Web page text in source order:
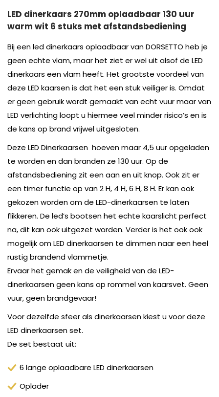
LED dinerkaars 270mm oplaadbaar 130 uur
warm wit 6 stuks met afstandsbediening
Bij een led dinerkaars oplaadbaar van DORSETTO heb je
geen echte vlam, maar het ziet er wel uit alsof de LED
dinerkaars een vlam heeft. Het grootste voordeel van
deze LED kaarsen is dat het een stuk veiliger is. Omdat
er geen gebruik wordt gemaakt van echt vuur maar van
LED verlichting loopt u hiermee veel minder risico’s en is
de kans op brand vrijwel uitgesloten.
Deze LED Dinerkaarsen hoeven maar 4,5 uur opgeladen
te worden en dan branden ze 130 uur. Op de
afstandsbediening zit een aan en uit knop. Ook zit er
een timer functie op van 2 H, 4 H, 6 H, 8 H. Er kan ook
gekozen worden om de LED-dinerkaarsen te laten
flikkeren. De led’s bootsen het echte kaarslicht perfect
na, dit kan ook uitgezet worden. Verder is het ook ook
mogelijk om LED dinerkaarsen te dimmen naar een heel
rustig brandend vlammetje.
Ervaar het gemak en de veiligheid van de LED-
dinerkaarsen geen kans op rommel van kaarsvet. Geen
vuur, geen brandgevaar!
Voor dezelfde sfeer als dinerkaarsen kiest u voor deze
LED dinerkaarsen set.
De set bestaat uit:
6 lange oplaadbare LED dinerkaarsen
Oplader